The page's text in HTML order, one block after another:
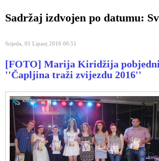
Sadržaj izdvojen po datumu:
Srijeda, 01 Lipanj 2016 00:51
[FOTO] Marija Kiridžija
''Čapljina traži zvijezdu 2016''